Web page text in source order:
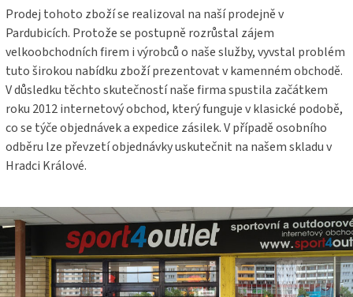
Prodej tohoto zboží se realizoval na naší prodejně v
Pardubicích. Protože se postupně rozrůstal zájem
velkoobchodních firem i výrobců o naše služby, vyvstal problém
tuto širokou nabídku zboží prezentovat v kamenném obchodě.
V důsledku těchto skutečností naše firma spustila začátkem
roku 2012 internetový obchod, který funguje v klasické podobě,
co se týče objednávek a expedice zásilek. V případě osobního
odběru lze převzetí objednávky uskutečnit na našem skladu v
Hradci Králové.